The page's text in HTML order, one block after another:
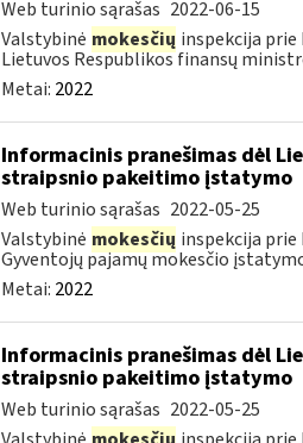
Web turinio sąrašas 2022-06-15
Valstybinė mokesčių inspekcija
Lietuvos Respublikos finansų
Metai: 2022
Informacinis pranešimas dėl
straipsnio pakeitimo įstatymo
Web turinio sąrašas 2022-05-25
Valstybinė mokesčių inspekcija
Gyventojų pajamų mokesčio
Metai: 2022
Informacinis pranešimas dėl
straipsnio pakeitimo įstatymo
Web turinio sąrašas 2022-05-25